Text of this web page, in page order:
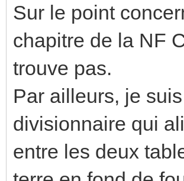
Sur le point
chapitre de la NF
trouve pas.
Par ailleurs, je
divisionnaire qui
entre les deux